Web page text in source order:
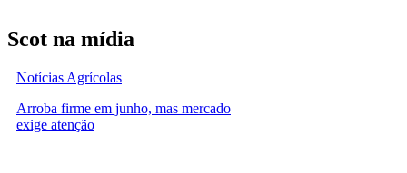
Scot na mídia
Notícias Agrícolas
Arroba firme em junho, mas mercado
exige atenção